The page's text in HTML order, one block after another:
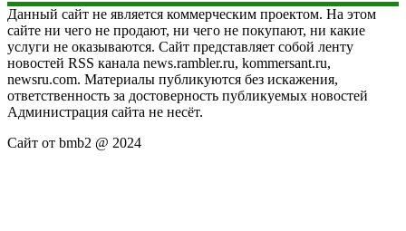
Данный сайт не является коммерческим проектом. На этом
сайте ни чего не продают, ни чего не покупают, ни какие
услуги не оказываются. Сайт представляет собой ленту
новостей RSS канала news.rambler.ru, kommersant.ru,
newsru.com. Материалы публикуются без искажения,
ответственность за достоверность публикуемых новостей
Администрация сайта не несёт.
Сайт от bmb2 @ 2024